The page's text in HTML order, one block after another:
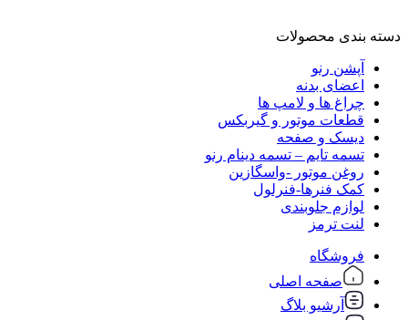
دسته‌ بندی محصولات
آپشن رنو
اعضای بدنه
چراغ ها و لامپ ها
قطعات موتور و گیربکس
دیسک و صفحه
تسمه تایم – تسمه دینام رنو
روغن موتور -واسگازین
کمک فنرها-فنرلول
لوازم جلوبندی
لنت ترمز
فروشگاه
صفحه اصلی
آرشیو بلاگ